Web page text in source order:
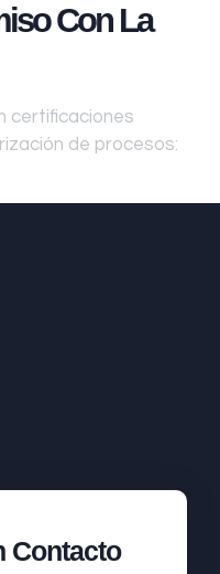
Con La
certificaciones
de procesos:
Contacto